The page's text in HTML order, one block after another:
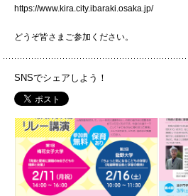
https://www.kira.city.ibaraki.osaka.jp/
どうぞ皆さまご参加ください。
SNSでシェアしよう！